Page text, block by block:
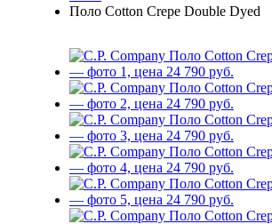
Поло Cotton Crepe Double Dyed